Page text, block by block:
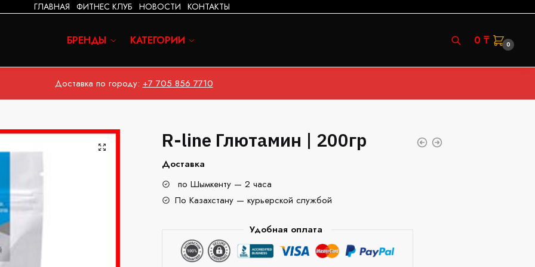
ГЛАВНАЯ ФИТНЕС КЛУБ НОВОСТИ КОНТАКТЫ
БРЕНДЫ КАТЕГОРИИ 0 ₸ 0
Доставка по городу: +7 705 856 7710
R-line Глютамин | 200гр
Доставка
по Шымкенту — 2 часа
По Казахстану — курьерской службой
Удобная оплата